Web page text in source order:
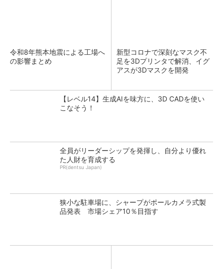
令和8年熊本地震による工場へ
の影響まとめ
新型コロナで深刻なマスク不
足を3Dプリンタで解消、イグ
アスが3Dマスクを開発
【レベル14】生成AIを味方に、3D CADを使い
こなそう！
全員がリーダーシップを発揮し、自分より優れ
た人財を育成する
PR(dentsu Japan)
狭小な駐車場に、シャープがポールカメラ式製
品発表 市場シェア10％目指す